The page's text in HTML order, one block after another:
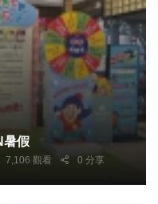
暑假
7,106 觀看 0 分享